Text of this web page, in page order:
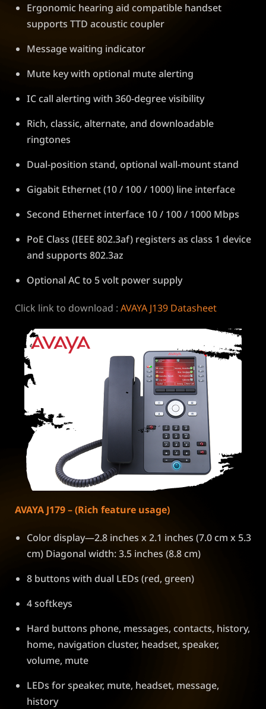
Ergonomic hearing aid compatible handset
supports TTD acoustic coupler
Message waiting indicator
Mute key with optional mute alerting
IC call alerting with 360-degree visibility
Rich, classic, alternate, and downloadable
ringtones
Dual-position stand, optional wall-mount stand
Gigabit Ethernet (10 / 100 / 1000) line interface
Second Ethernet interface 10 / 100 / 1000 Mbps
PoE Class (IEEE 802.3af) registers as class 1 device
and supports 802.3az
Optional AC to 5 volt power supply
Click link to download : AVAYA J139 Datasheet
AVAYA J179 – (Rich feature usage)
Color display—2.8 inches x 2.1 inches (7.0 cm x 5.3
cm) Diagonal width: 3.5 inches (8.8 cm)
8 buttons with dual LEDs (red, green)
4 softkeys
Hard buttons phone, messages, contacts, history,
home, navigation cluster, headset, speaker,
volume, mute
LEDs for speaker, mute, headset, message,
history